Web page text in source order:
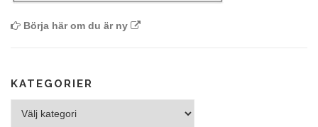
Börja här om du är ny
KATEGORIER